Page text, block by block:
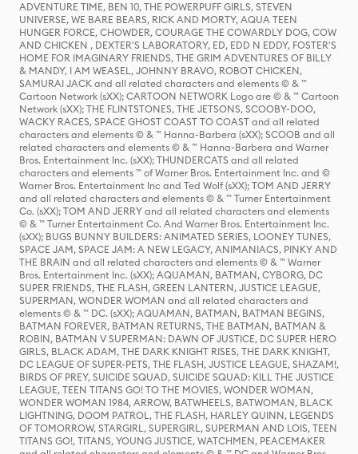
ADVENTURE TIME, BEN 10, THE POWERPUFF GIRLS, STEVEN
UNIVERSE, WE BARE BEARS, RICK AND MORTY, AQUA TEEN
HUNGER FORCE, CHOWDER, COURAGE THE COWARDLY DOG, COW
AND CHICKEN , DEXTER'S LABORATORY, ED, EDD N EDDY, FOSTER'S
HOME FOR IMAGINARY FRIENDS, THE GRIM ADVENTURES OF BILLY
& MANDY, I AM WEASEL, JOHNNY BRAVO, ROBOT CHICKEN,
SAMURAI JACK and all related characters and elements © & ™
Cartoon Network (sXX); CARTOON NETWORK Logo are © & ™ Cartoon
Network (sXX); THE FLINTSTONES, THE JETSONS, SCOOBY-DOO,
WACKY RACES, SPACE GHOST COAST TO COAST and all related
characters and elements © & ™ Hanna-Barbera (sXX); SCOOB and all
related characters and elements © & ™ Hanna-Barbera and Warner
Bros. Entertainment Inc. (sXX); THUNDERCATS and all related
characters and elements ™ of Warner Bros. Entertainment Inc. and ©
Warner Bros. Entertainment Inc and Ted Wolf (sXX); TOM AND JERRY
and all related characters and elements © & ™ Turner Entertainment
Co. (sXX); TOM AND JERRY and all related characters and elements
© & ™ Turner Entertainment Co. And Warner Bros. Entertainment Inc.
(sXX); BUGS BUNNY BUILDERS: ANIMATED SERIES, LOONEY TUNES,
SPACE JAM, SPACE JAM: A NEW LEGACY, ANIMANIACS, PINKY AND
THE BRAIN and all related characters and elements © & ™ Warner
Bros. Entertainment Inc. (sXX); AQUAMAN, BATMAN, CYBORG, DC
SUPER FRIENDS, THE FLASH, GREEN LANTERN, JUSTICE LEAGUE,
SUPERMAN, WONDER WOMAN and all related characters and
elements © & ™ DC. (sXX); AQUAMAN, BATMAN, BATMAN BEGINS,
BATMAN FOREVER, BATMAN RETURNS, THE BATMAN, BATMAN &
ROBIN, BATMAN V SUPERMAN: DAWN OF JUSTICE, DC SUPER HERO
GIRLS, BLACK ADAM, THE DARK KNIGHT RISES, THE DARK KNIGHT,
DC LEAGUE OF SUPER-PETS, THE FLASH, JUSTICE LEAGUE, SHAZAM!,
BIRDS OF PREY, SUICIDE SQUAD, SUICIDE SQUAD: KILL THE JUSTICE
LEAGUE, TEEN TITANS GO! TO THE MOVIES, WONDER WOMAN,
WONDER WOMAN 1984, ARROW, BATWHEELS, BATWOMAN, BLACK
LIGHTNING, DOOM PATROL, THE FLASH, HARLEY QUINN, LEGENDS
OF TOMORROW, STARGIRL, SUPERGIRL, SUPERMAN AND LOIS, TEEN
TITANS GO!, TITANS, YOUNG JUSTICE, WATCHMEN, PEACEMAKER